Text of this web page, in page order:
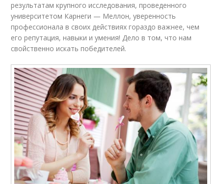
результатам крупного исследования, проведенного
университетом Карнеги — Меллон, уверенность
профессионала в своих действиях гораздо важнее, чем
его репутация, навыки и умения! Дело в том, что нам
свойственно искать победителей.